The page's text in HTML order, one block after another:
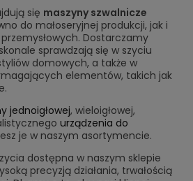
się maszyny szwalnicze
do małoseryjnej produkcji, jak i
Dostarczamy
sprawdzają się w szyciu
domowych, a także w
elementów, takich jak
jednoigłowej, wieloigłowej,
urządzenia do
je w naszym asortymencie.
dostępna w naszym sklepie
precyzją działania, trwałością